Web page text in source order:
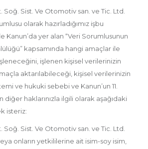
Soğ. Sist. Ve Otomotiv san. ve Tic. Ltd.
olarak hazırladığımız işbu
Kanun’da yer alan “Veri Sorumlusunun
kapsamında hangi amaçlar ile
işlenen kişisel verilerinizin
aktarılabileceği, kişisel verilerinizin
ve hukuki sebebi ve Kanun’un 11.
diğer haklarınızla ilgili olarak aşağıdaki
isteriz:
Soğ. Sist. Ve Otomotiv san. ve Tic. Ltd.
onların yetkililerine ait isim-soy isim,